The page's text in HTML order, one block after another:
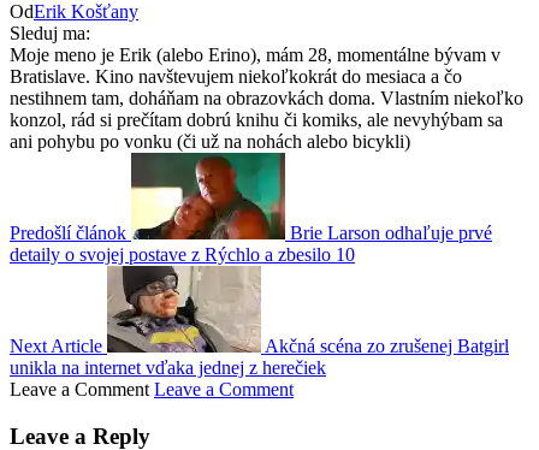
OdErik Košťany
Sleduj ma:
Moje meno je Erik (alebo Erino), mám 28, momentálne bývam v
Bratislave. Kino navštevujem niekoľkokrát do mesiaca a čo
nestihnem tam, doháňam na obrazovkách doma. Vlastním niekoľko
konzol, rád si prečítam dobrú knihu či komiks, ale nevyhýbam sa
ani pohybu po vonku (či už na nohách alebo bicykli)
Predošlí článok
Brie Larson odhaľuje prvé
detaily o svojej postave z Rýchlo a zbesilo 10
Next Article
Akčná scéna zo zrušenej Batgirl
unikla na internet vďaka jednej z herečiek
Leave a Comment Leave a Comment
Leave a Reply